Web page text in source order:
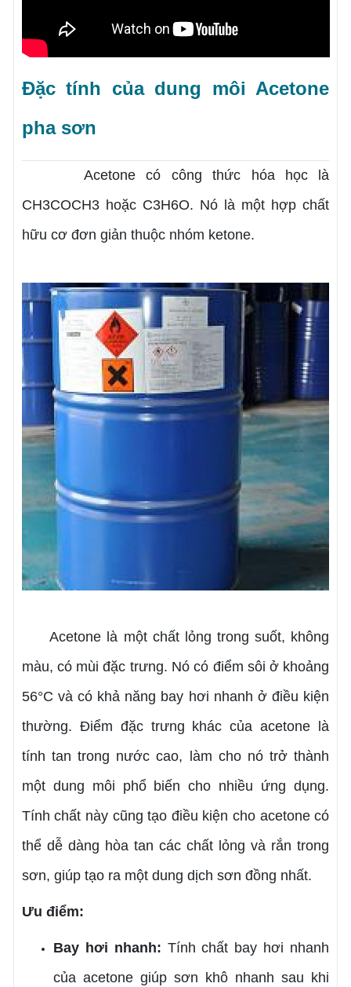
Đặc tính của dung môi Acetone
pha sơn
Acetone có công thức hóa học là
CH3COCH3 hoặc C3H6O. Nó là một hợp chất
hữu cơ đơn giản thuộc nhóm ketone.
Acetone là một chất lỏng trong suốt, không
màu, có mùi đặc trưng. Nó có điểm sôi ở khoảng
56°C và có khả năng bay hơi nhanh ở điều kiện
thường. Điểm đặc trưng khác của acetone là
tính tan trong nước cao, làm cho nó trở thành
một dung môi phổ biến cho nhiều ứng dụng.
Tính chất này cũng tạo điều kiện cho acetone có
thể dễ dàng hòa tan các chất lỏng và rắn trong
sơn, giúp tạo ra một dung dịch sơn đồng nhất.
Ưu điểm:
Bay hơi nhanh: Tính chất bay hơi nhanh
của acetone giúp sơn khô nhanh sau khi